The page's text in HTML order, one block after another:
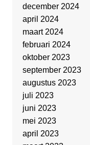
december 2024
april 2024
maart 2024
februari 2024
oktober 2023
september 2023
augustus 2023
juli 2023
juni 2023
mei 2023
april 2023